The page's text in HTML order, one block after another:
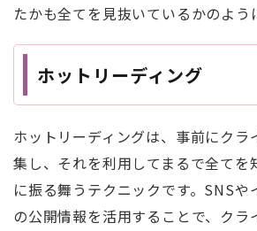
たかも全てを見抜いているかのよう
ホットリーディング
ホットリーディングは、事前にクラ
集し、それを利用してまるで全てを
に振る舞うテクニックです。SNSや
の公開情報を活用することで、クラ